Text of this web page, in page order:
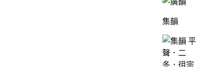
集韻